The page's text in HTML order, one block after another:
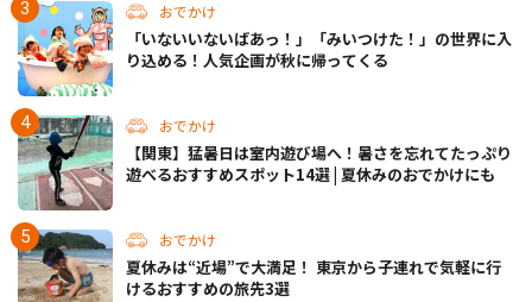
おでかけ
「いないいないばあっ！」「みいつけた！」の世界に入
り込める！人気企画が秋に帰ってくる
おでかけ
【関東】猛暑日は室内遊び場へ！暑さを忘れてたっぷり
遊べるおすすめスポット14選 | 夏休みのおでかけにも
おでかけ
夏休みは“近場”で大満足！ 東京から子連れで気軽に行
けるおすすめの旅先3選